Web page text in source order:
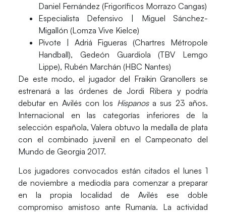
Daniel Fernández (Frigoríficos Morrazo Cangas)
Especialista Defensivo | Miguel Sánchez-
Migallón (Lomza Vive Kielce)
Pivote | Adriá Figueras (Chartres Métropole
Handball), Gedeón Guardiola (TBV Lemgo
Lippe), Rubén Marchán (HBC Nantes)
De este modo, el jugador del Fraikin Granollers se
estrenará a las órdenes de Jordi Ribera ypodría
debutaren Avilés con los Hispanos a sus 23 años.
Internacional en las categorías inferiores de la
selección española, Valera obtuvo la medalla de plata
con el combinado juvenil en el Campeonato del
Mundo de Georgia 2017.
Los jugadores convocados están citados el lunes 1
de noviembre a mediodía para comenzar a preparar
en la propia localidad de Avilés ese doble
compromiso amistoso ante Rumanía. La actividad